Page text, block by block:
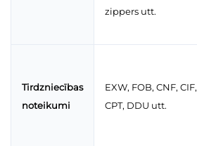
zippers utt.
Tirdzniecības
noteikumi
EXW, FOB, CNF, CIF,
CPT, DDU utt.